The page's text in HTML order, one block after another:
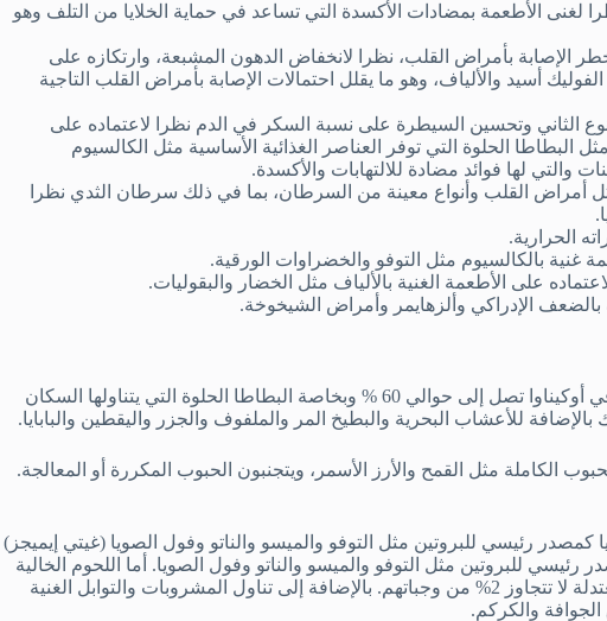
لغنى الأطعمة بمضادات الأكسدة التي تساعد في حماية الخلايا من التلف وهو
الإصابة بأمراض القلب، نظرا لانخفاض الدهون المشبعة، وارتكازه على
أسيد والألياف، وهو ما يقلل احتمالات الإصابة بأمراض القلب التاجية
الثاني وتحسين السيطرة على نسبة السكر في الدم نظرا لاعتماده على
الحلوة التي توفر العناصر الغذائية الأساسية مثل الكالسيوم
والتي لها فوائد مضادة للالتهابات والأكسدة.
أمراض القلب وأنواع معينة من السرطان، بما في ذلك سرطان الثدي نظرا
الحرارية.
بالكالسيوم مثل التوفو والخضراوات الورقية.
على الأطعمة الغنية بالألياف مثل الخضار والبقوليات.
الإدراكي وألزهايمر وأمراض الشيخوخة.
تشكل الخضراوات نسبة كبيرة من النظام الغذائي في أوكيناوا تصل إلى حوالي 60 % وبخاصة البطاطا الحلوة التي يتناولها السكان
للأعشاب البحرية والبطيخ المر والملفوف والجزر واليقطين والبابايا.
كمصدر رئيسي للبروتين مثل التوفو والميسو والناتو وفول الصويا (غيتي إيميجز)
للبروتين مثل التوفو والميسو والناتو وفول الصويا. أما اللحوم الخالية
من الدهن والأسماك فيتناولونها بكميات صغيرة ومعتدلة لا تتجاوز 2% من وجباتهم. بالإضافة إلى تناول المشروبات والتوابل الغنية
والكركم.